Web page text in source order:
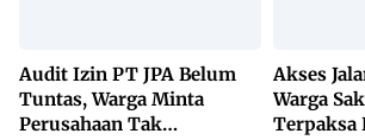
Audit Izin PT JPA Belum
Tuntas, Warga Minta
Perusahaan Tak
Akses
Warga
Terpaksa